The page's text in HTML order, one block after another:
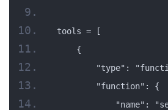
tools = [
    {
"type":
        "function": {
"name":